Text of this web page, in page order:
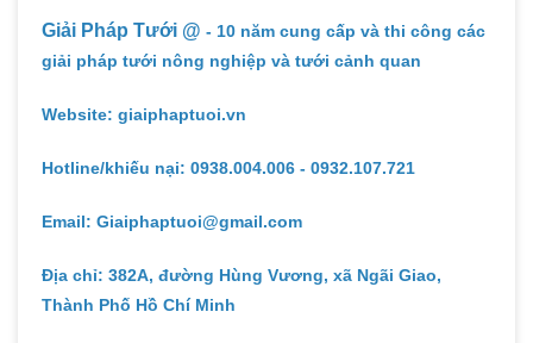
Giải Pháp Tưới @ - 10 năm cung cấp và thi công các
giải pháp tưới nông nghiệp và tưới cảnh quan
Website: giaiphaptuoi.vn
Hotline/khiếu nại: 0938.004.006 - 0932.107.721
Email: Giaiphaptuoi@gmail.com
Địa chỉ: 382A, đường Hùng Vương, xã Ngãi Giao,
Thành Phố Hồ Chí Minh